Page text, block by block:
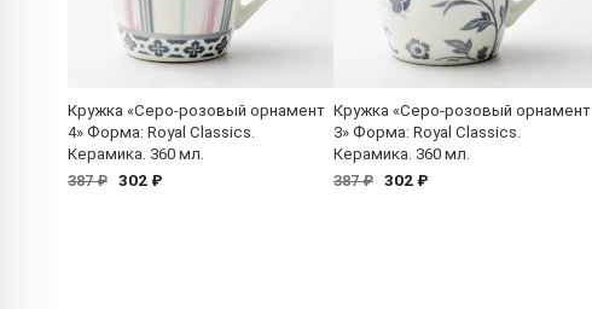
Кружка «Серо-розовый орнамент
4» Форма: Royal Classics.
Керамика. 360 мл.
387 ₽ 302 ₽
Кружка «Серо-розовый орнамент
3» Форма: Royal Classics.
Керамика. 360 мл.
387 ₽ 302 ₽